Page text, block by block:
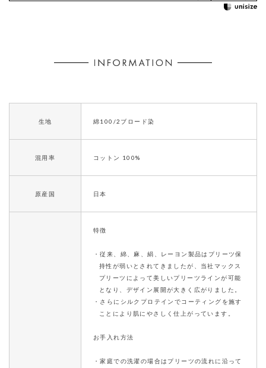
生地 綿100/2ブロード染
混用率 コットン 100%
原産国 日本
特徴
・従来、綿、麻、絹、レーヨン製品はプリーツ保
持性が弱いとされてきましたが、当社マックス
プリーツによって美しいプリーツラインが可能
となり、デザイン展開が大きく広がりました。
・さらにシルクプロテインでコーティングを施す
ことにより肌にやさしく仕上がっています。
お手入れ方法
・家庭での洗濯の場合はプリーツの流れに沿って